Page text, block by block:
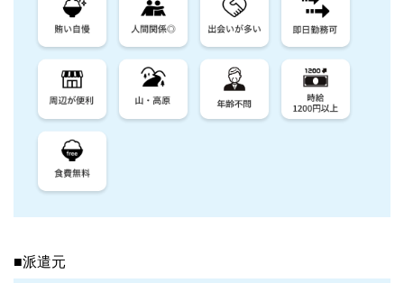
■派遣元